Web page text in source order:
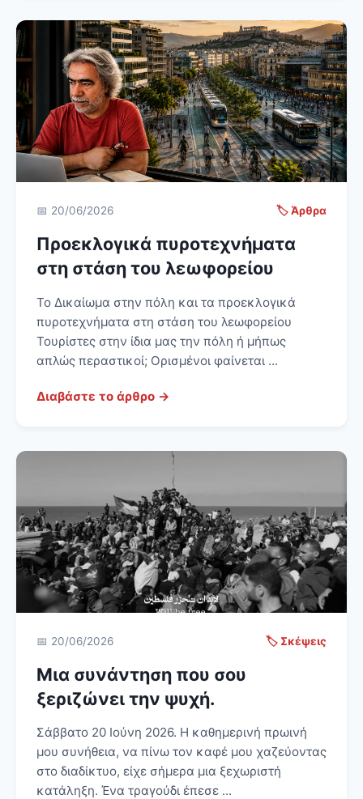
📅 20/06/2026 🏷️ Άρθρα
Προεκλογικά πυροτεχνήματα
στη στάση του λεωφορείου
Το Δικαίωμα στην πόλη και τα προεκλογικά
πυροτεχνήματα στη στάση του λεωφορείου
Τουρίστες στην ίδια μας την πόλη ή μήπως
απλώς περαστικοί; Ορισμένοι φαίνεται ...
Διαβάστε το άρθρο →
📅 20/06/2026 🏷️ Σκέψεις
Μια συνάντηση που σου
ξεριζώνει την ψυχή.
Σάββατο 20 Ιούνη 2026. Η καθημερινή πρωινή
μου συνήθεια, να πίνω τον καφέ μου χαζεύοντας
στο διαδίκτυο, είχε σήμερα μια ξεχωριστή
κατάληξη. Ένα τραγούδι έπεσε ...